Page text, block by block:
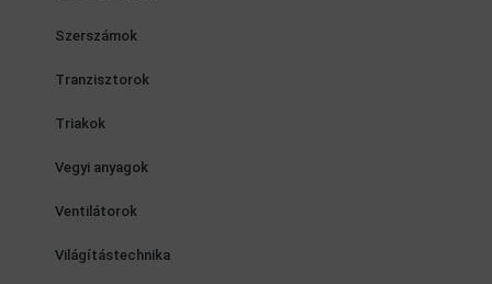
Szerszámok
Tranzisztorok
Triakok
Vegyi anyagok
Ventilátorok
Világítástechnika